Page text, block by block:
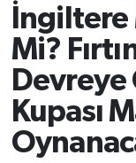
İngiltere
Mi?
Kupası
Bandırma
Bigadiç
Burhaniye
Balıkesir
Süper Lig
Tüm
Son Dakika